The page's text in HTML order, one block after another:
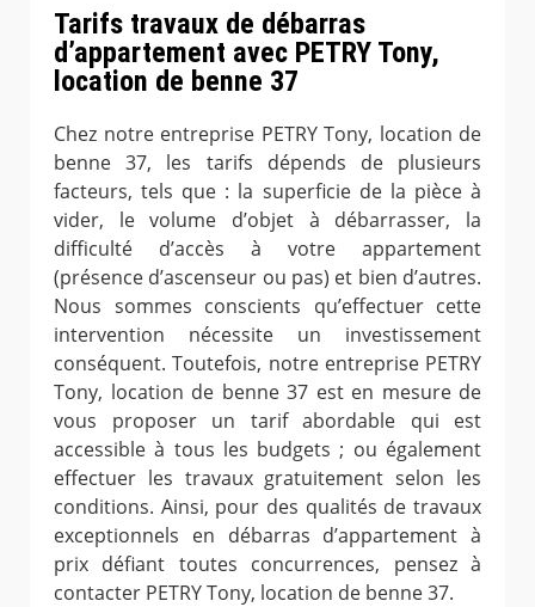
Tarifs travaux de débarras
d’appartement avec PETRY Tony,
location de benne 37
Chez notre entreprise PETRY Tony, location de
benne 37, les tarifs dépends de plusieurs
facteurs, tels que : la superficie de la pièce à
vider, le volume d’objet à débarrasser, la
difficulté d’accès à votre appartement
(présence d’ascenseur ou pas) et bien d’autres.
Nous sommes conscients qu’effectuer cette
intervention nécessite un investissement
conséquent. Toutefois, notre entreprise PETRY
Tony, location de benne 37 est en mesure de
vous proposer un tarif abordable qui est
accessible à tous les budgets ; ou également
effectuer les travaux gratuitement selon les
conditions. Ainsi, pour des qualités de travaux
exceptionnels en débarras d’appartement à
prix défiant toutes concurrences, pensez à
contacter PETRY Tony, location de benne 37.